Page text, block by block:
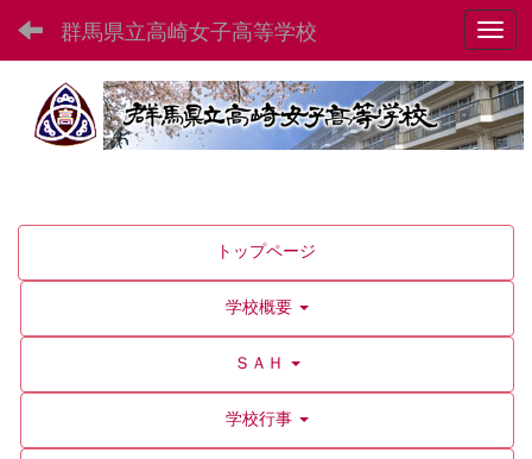
群馬県立高崎女子高等学校
トップページ
学校概要
ＳＡＨ
学校行事